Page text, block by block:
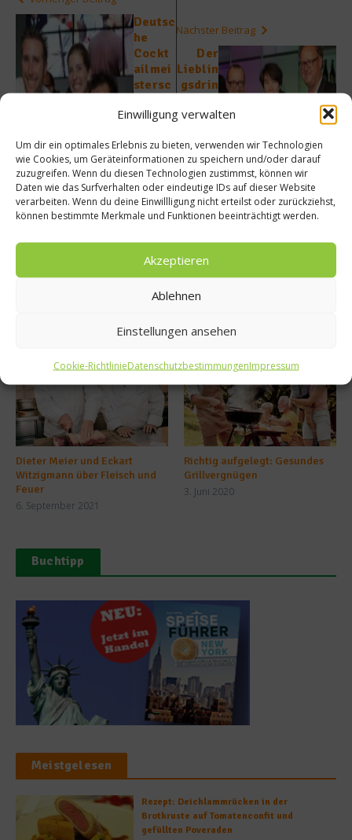
Einwilligung verwalten
Um dir ein optimales Erlebnis zu bieten, verwenden wir Technologien
wie Cookies, um Geräteinformationen zu speichern und/oder darauf
zuzugreifen. Wenn du diesen Technologien zustimmst, können wir
Daten wie das Surfverhalten oder eindeutige IDs auf dieser Website
verarbeiten. Wenn du deine Einwillligung nicht erteilst oder zurückziehst,
können bestimmte Merkmale und Funktionen beeinträchtigt werden.
Akzeptieren
Ablehnen
Einstellungen ansehen
Cookie-RichtlinieDatenschutzbestimmungenImpressum
Deutsc
he
Cockt
ailmei
stersc
Leipzi
Cockt
ail-
Rezept
e der
Sieger
Nächster Beitrag
Der
Lieblin
gsdrin
Somm
heißt
Tanque
ray
No.
Ten
Ähnliche Beiträge
Dieter Meier und Eckart
Witzigmann über Fleisch und
Feuer
6. September 2021
Richtig aufgelegt: Gesundes
Grillvergnügen
3. Juni 2020
Buchtipp
Meistgelesen
Rezept: Deichlammrücken in der
Brotkruste auf Tomatenconfit und
gefüllten Poveraden